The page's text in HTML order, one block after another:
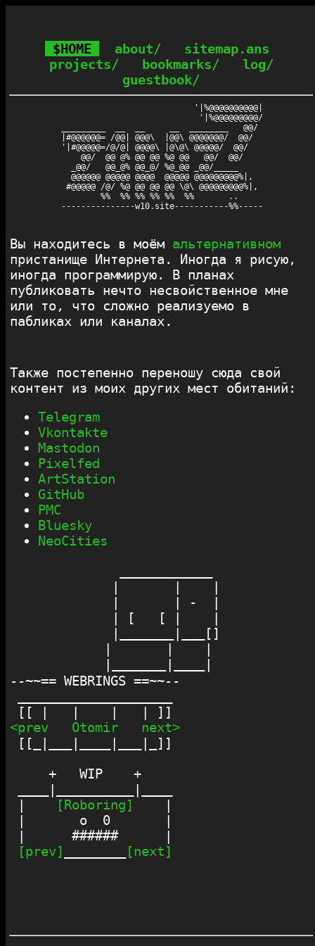
$HOME about/
sitemap.ans
projects/
bookmarks/
log/
guestbook/
'|%@@@@@@@@@@|
'|%@@@@@@@@@/
_________  __  __     __  ________   @@/
|#@@@@@@= /@@| @@@\  |@@\ @@@@@@@/  @@/
'|#@@@@@=/@/@| @@@@\ |@\@\ @@@@@/  @@/
@@/  @@ @% @@ @@ %@ @@   @@/  @@/
_@@/   @@_@% @@_@/ %@_@@ _@@/_____
@@@@@@ @@@@@ @@@@  @@@@@ @@@@@@@@@%|,
#@@@@@ /@/ %@ @@ @@ @@ \@\ @@@@@@@@@%|,
%%  %% %% %% %%  %%       ..
---------------w10.site-----------%%-----
Вы находитесь в моём альтернативном
пристанище Интернета. Иногда я рисую,
иногда программирую. В планах
публиковать нечто несвойственное мне
или то, что сложно реализуемо в
пабликах или каналах.
Также постепенно переношу сюда свой
контент из моих других мест обитаний:
Telegram
Vkontakte
Mastodon
Pixelfed
ArtStation
GitHub
PMC
Bluesky
NeoСities
|       |    |
|       | -  |
| [   [ |    |
|_______|___[]
|       |    |
--~~== WEBRINGS ==~~--
<prev
Otomir
next>
[[_|___|____|___|_]]
     +   WIP    +
____|__________|____
|
[Roboring]
    |
|       o  0       |
|      ######      |
[prev]
[next]